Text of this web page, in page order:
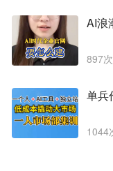
AI浪
897
单兵
1044